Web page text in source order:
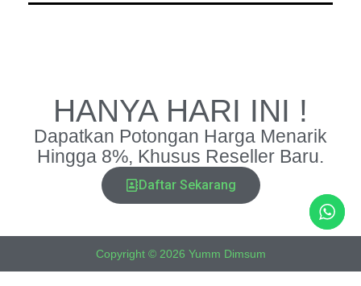
HANYA HARI INI !
Dapatkan Potongan Harga Menarik
Hingga 8%, Khusus Reseller Baru.
Daftar Sekarang
Copyright © 2026 Yumm Dimsum